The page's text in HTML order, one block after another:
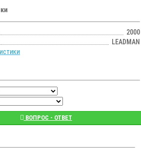
2000
LEADMAN
ВОПРОС - ОТВЕТ